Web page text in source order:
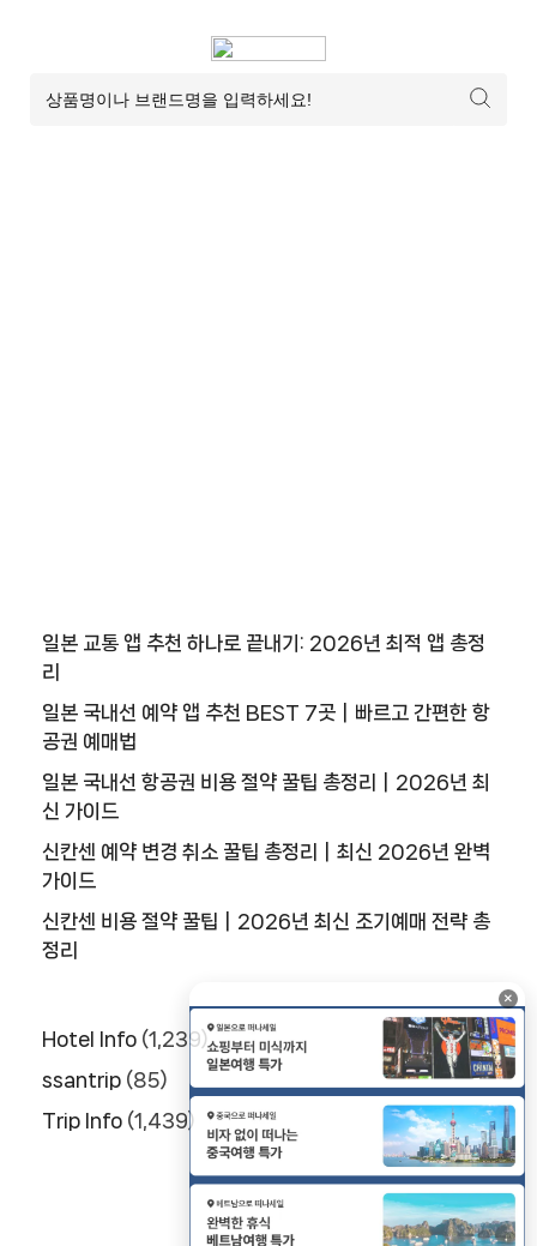
×
일본 교통 앱 추천 하나로 끝내기: 2026년 최적 앱 총정
리
일본 국내선 예약 앱 추천 BEST 7곳｜빠르고 간편한 항
공권 예매법
일본 국내선 항공권 비용 절약 꿀팁 총정리｜2026년 최
신 가이드
신칸센 예약 변경 취소 꿀팁 총정리｜최신 2026년 완벽
가이드
신칸센 비용 절약 꿀팁｜2026년 최신 조기예매 전략 총
정리
Hotel Info (1,239)
ssantrip (85)
Trip Info (1,439)